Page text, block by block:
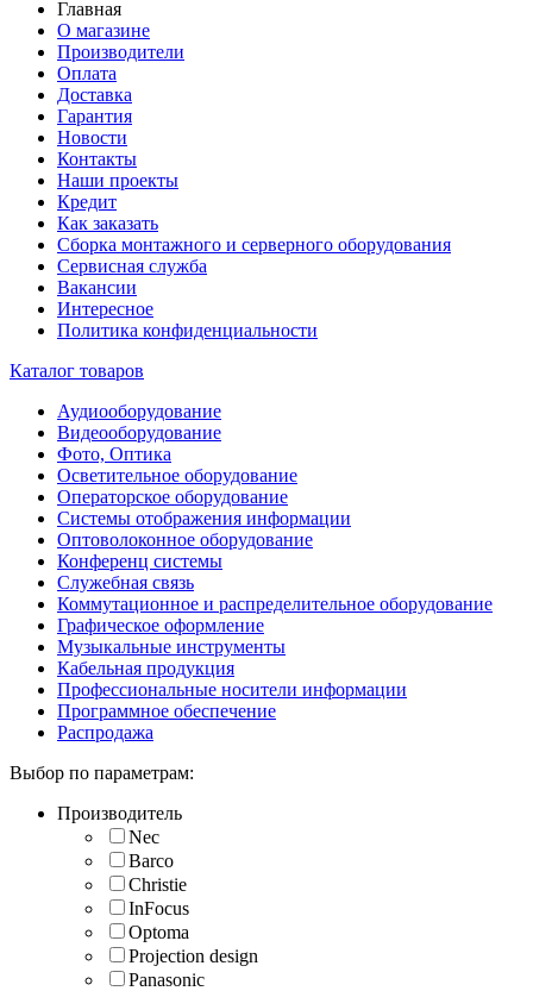
Главная
О магазине
Производители
Оплата
Доставка
Гарантия
Новости
Контакты
Наши проекты
Кредит
Как заказать
Сборка монтажного и серверного оборудования
Сервисная служба
Вакансии
Интересное
Политика конфиденциальности
Каталог товаров
Аудиооборудование
Видеооборудование
Фото, Оптика
Осветительное оборудование
Операторское оборудование
Системы отображения информации
Оптоволоконное оборудование
Конференц системы
Служебная связь
Коммутационное и распределительное оборудование
Графическое оформление
Музыкальные инструменты
Кабельная продукция
Профессиональные носители информации
Программное обеспечение
Распродажа
Выбор по параметрам:
Производитель
Nec
Barco
Christie
InFocus
Optoma
Projection design
Panasonic